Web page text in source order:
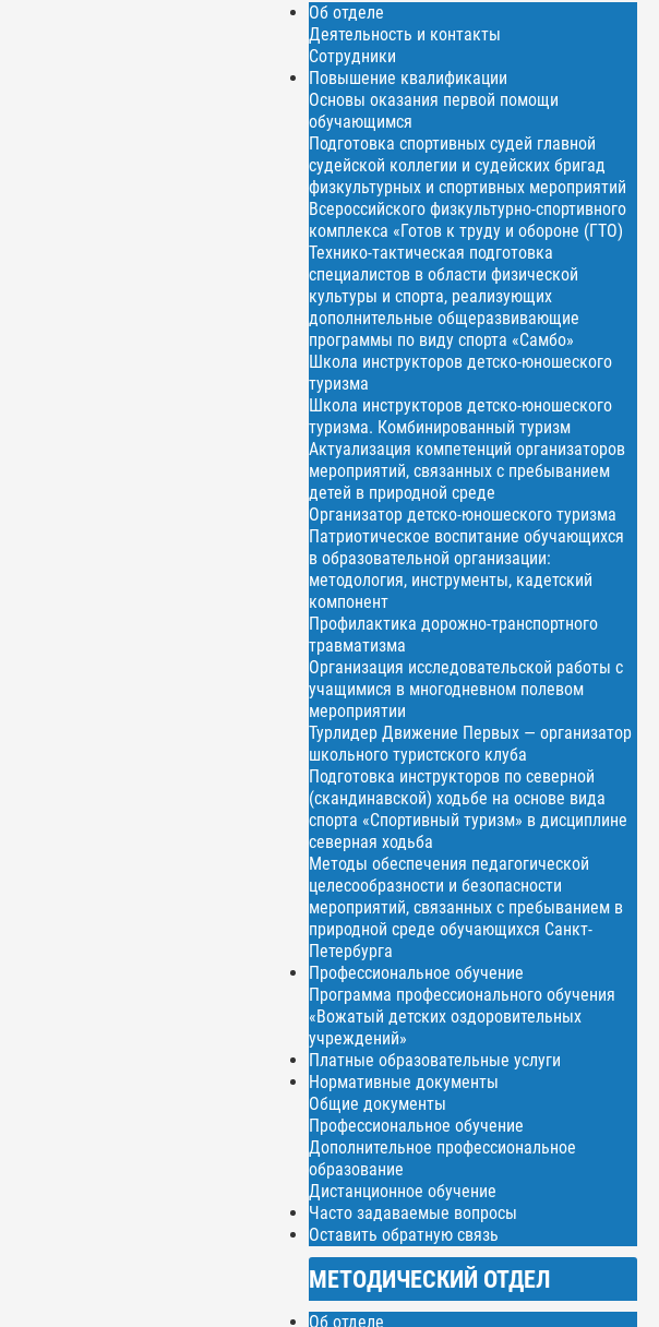
Об отделе
Деятельность и контакты
Сотрудники
Повышение квалификации
Основы оказания первой помощи
обучающимся
Подготовка спортивных судей главной
судейской коллегии и судейских бригад
физкультурных и спортивных мероприятий
Всероссийского физкультурно-спортивного
комплекса «Готов к труду и обороне (ГТО)
Технико-тактическая подготовка
специалистов в области физической
культуры и спорта, реализующих
дополнительные общеразвивающие
программы по виду спорта «Самбо»
Школа инструкторов детско-юношеского
туризма
Школа инструкторов детско-юношеского
туризма. Комбинированный туризм
Актуализация компетенций организаторов
мероприятий, связанных с пребыванием
детей в природной среде
Организатор детско-юношеского туризма
Патриотическое воспитание обучающихся
в образовательной организации:
методология, инструменты, кадетский
компонент
Профилактика дорожно-транспортного
травматизма
Организация исследовательской работы с
учащимися в многодневном полевом
мероприятии
Турлидер Движение Первых — организатор
школьного туристского клуба
Подготовка инструкторов по северной
(скандинавской) ходьбе на основе вида
спорта «Спортивный туризм» в дисциплине
северная ходьба
Методы обеспечения педагогической
целесообразности и безопасности
мероприятий, связанных с пребыванием в
природной среде обучающихся Санкт-
Петербурга
Профессиональное обучение
Программа профессионального обучения
«Вожатый детских оздоровительных
учреждений»
Платные образовательные услуги
Нормативные документы
Общие документы
Профессиональное обучение
Дополнительное профессиональное
образование
Дистанционное обучение
Часто задаваемые вопросы
Оставить обратную связь
МЕТОДИЧЕСКИЙ ОТДЕЛ
Об отделе